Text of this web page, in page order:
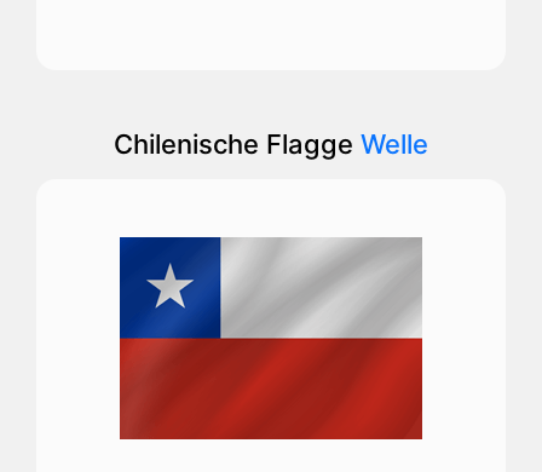
Chilenische Flagge Welle